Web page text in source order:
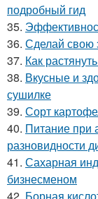
подробный гид
35.
36. Сделай свою
37. Как
38. Вкусные и
сушилке
39. Сорт
40. Питание при
разновидности
41. Сахарная
бизнесменом